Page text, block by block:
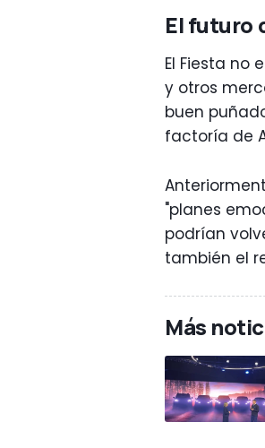
El futuro
El Fiesta no
y otros
buen
factoría de
"planes
podrían
también el
Más